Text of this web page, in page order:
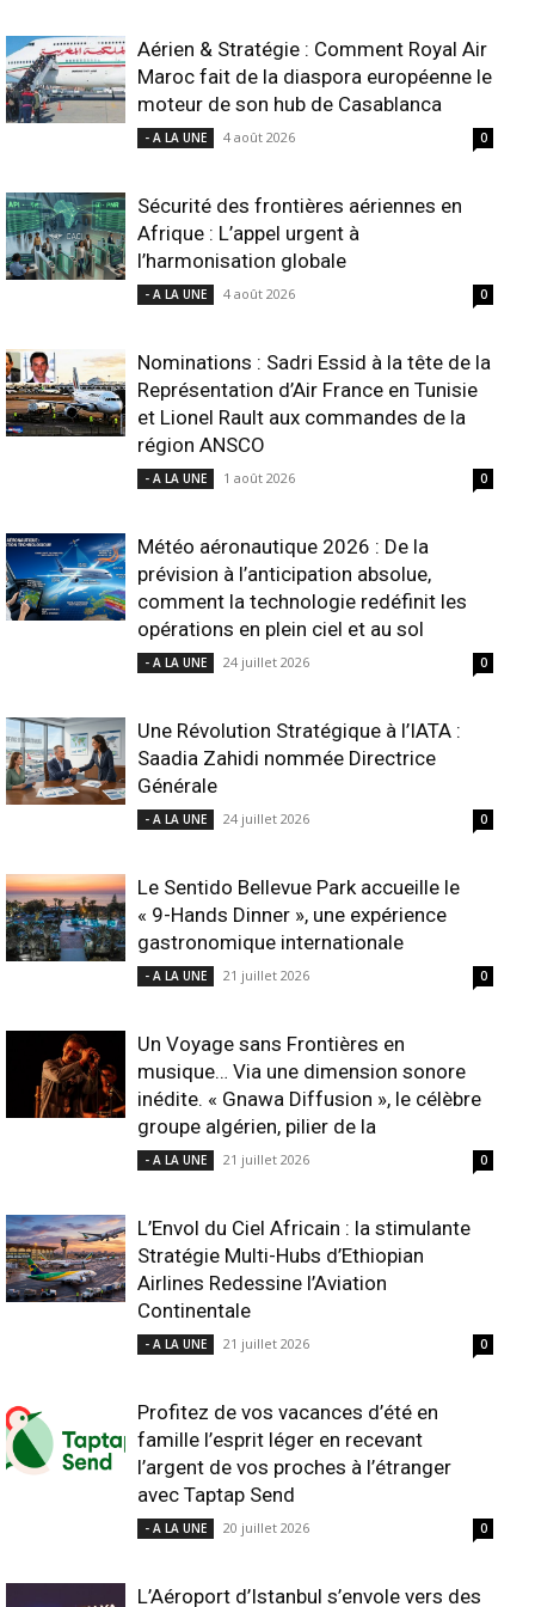
Aérien & Stratégie : Comment Royal Air
Maroc fait de la diaspora européenne le
moteur de son hub de Casablanca
- A LA UNE 4 août 2026 0
Sécurité des frontières aériennes en
Afrique : L’appel urgent à
l’harmonisation globale
- A LA UNE 4 août 2026 0
Nominations : Sadri Essid à la tête de la
Représentation d’Air France en Tunisie
et Lionel Rault aux commandes de la
région ANSCO
- A LA UNE 1 août 2026 0
Météo aéronautique 2026 : De la
prévision à l’anticipation absolue,
comment la technologie redéfinit les
opérations en plein ciel et au sol
- A LA UNE 24 juillet 2026 0
Une Révolution Stratégique à l’IATA :
Saadia Zahidi nommée Directrice
Générale
- A LA UNE 24 juillet 2026 0
Le Sentido Bellevue Park accueille le
« 9-Hands Dinner », une expérience
gastronomique internationale
- A LA UNE 21 juillet 2026 0
Un Voyage sans Frontières en
musique… Via une dimension sonore
inédite. « Gnawa Diffusion », le célèbre
groupe algérien, pilier de la
- A LA UNE 21 juillet 2026 0
L’Envol du Ciel Africain : la stimulante
Stratégie Multi-Hubs d’Ethiopian
Airlines Redessine l’Aviation
Continentale
- A LA UNE 21 juillet 2026 0
Profitez de vos vacances d’été en
famille l’esprit léger en recevant
l’argent de vos proches à l’étranger
avec Taptap Send
- A LA UNE 20 juillet 2026 0
L’Aéroport d’Istanbul s’envole vers des